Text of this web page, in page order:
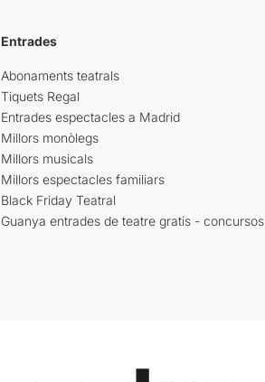
Entrades
Abonaments teatrals
Tiquets Regal
Entrades espectacles a Madrid
Millors monòlegs
Millors musicals
Millors espectacles familiars
Black Friday Teatral
Guanya entrades de teatre gratis - concursos